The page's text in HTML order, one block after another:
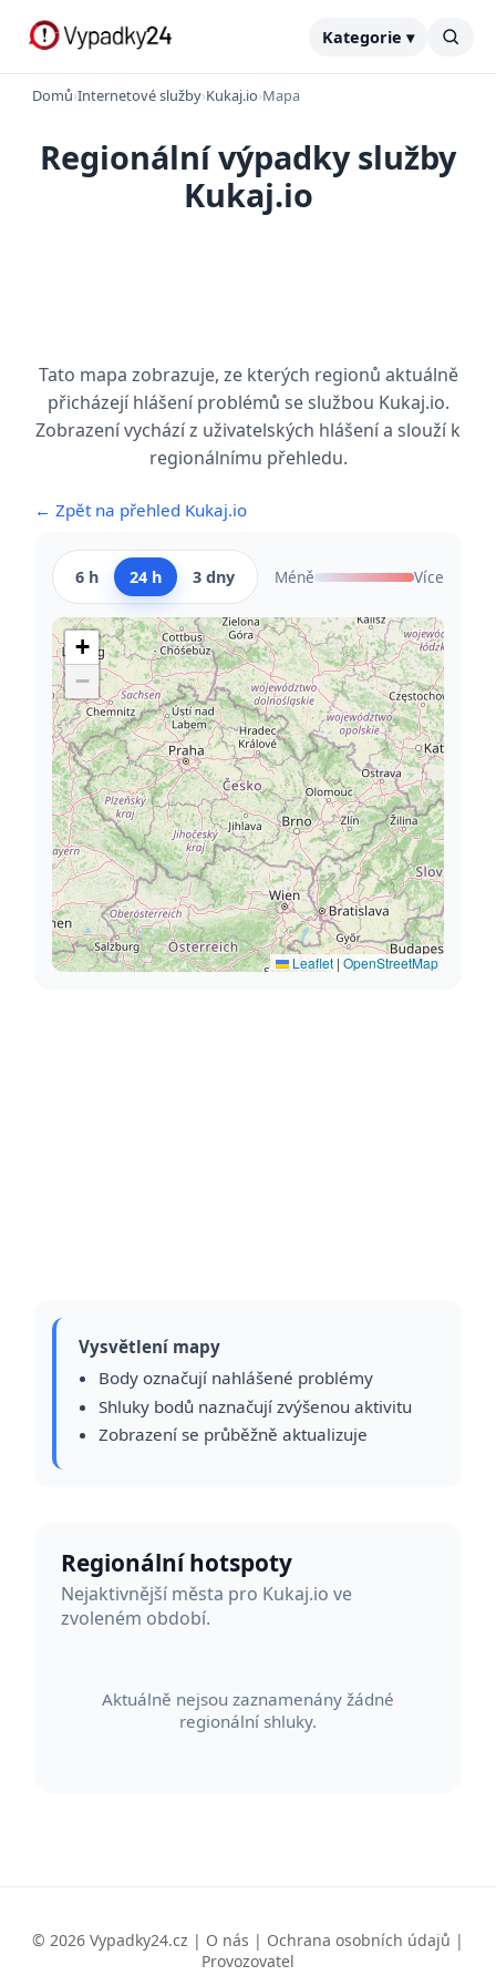
Kategorie ▾
Domů›Internetové služby›Kukaj.io›Mapa
Regionální výpadky služby
Kukaj.io
Tato mapa zobrazuje, ze kterých regionů aktuálně
přicházejí hlášení problémů se službou Kukaj.io.
Zobrazení vychází z uživatelských hlášení a slouží k
regionálnímu přehledu.
← Zpět na přehled Kukaj.io
6 h 24 h 3 dny Méně Více
+
−
Leaflet | OpenStreetMap
Vysvětlení mapy
Body označují nahlášené problémy
Shluky bodů naznačují zvýšenou aktivitu
Zobrazení se průběžně aktualizuje
Regionální hotspoty
Nejaktivnější města pro Kukaj.io ve
zvoleném období.
Aktuálně nejsou zaznamenány žádné
regionální shluky.
© 2026 Vypadky24.cz | O nás | Ochrana osobních údajů |
Provozovatel